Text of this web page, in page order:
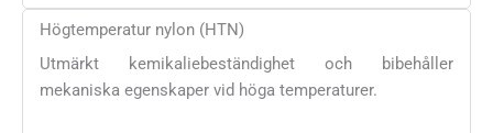
Högtemperatur nylon (HTN)
Utmärkt kemikaliebeständighet och bibehåller
mekaniska egenskaper vid höga temperaturer.